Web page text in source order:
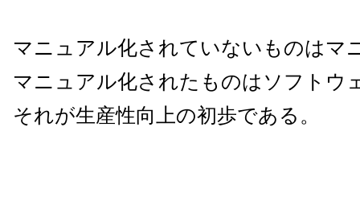
マニュアル化されていないものはマ
マニュアル化されたものはソフトウ
それが生産性向上の初歩である。